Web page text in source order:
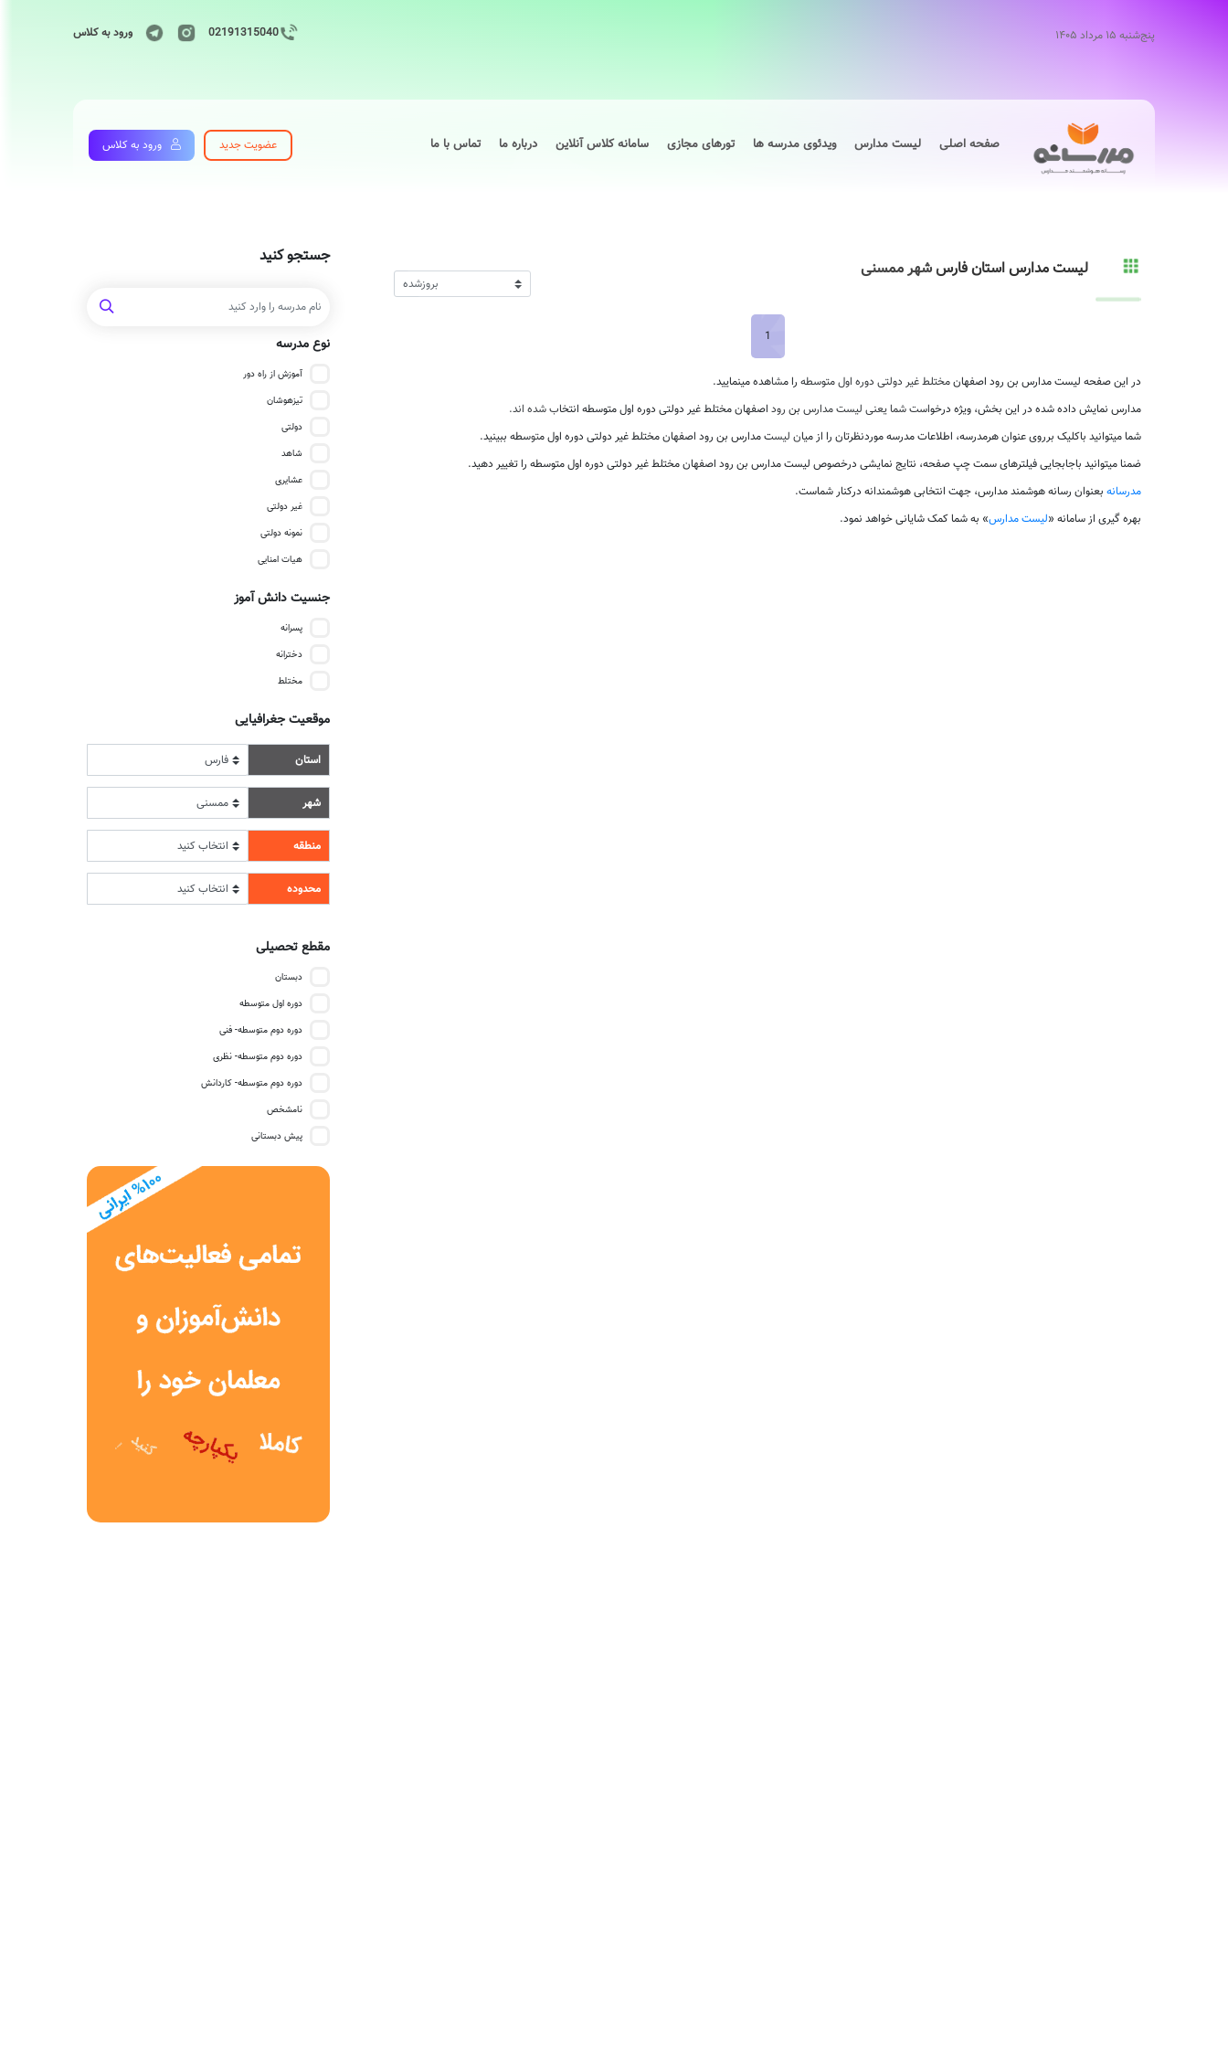
پنج‌شنبه ۱۵ مرداد ۱۴۰۵ 02191315040 ورود به کلاس
صفحه اصلی لیست مدارس ویدئوی مدرسه ها تورهای مجازی سامانه کلاس آنلاین درباره ما تماس با ما عضویت جدید ورود به کلاس
جستجو کنید
نوع مدرسه
آموزش از راه دور
تیزهوشان
دولتی
شاهد
عشایری
غیر دولتی
نمونه دولتی
هیات امنایی
جنسیت دانش آموز
پسرانه
دخترانه
مختلط
موقعیت جغرافیایی
استان
شهر
منطقه
محدوده
مقطع تحصیلی
دبستان
دوره اول متوسطه
دوره دوم متوسطه- فنی
دوره دوم متوسطه- نظری
دوره دوم متوسطه- کاردانش
نامشخص
پیش دبستانی
لیست مدارس استان فارس شهر ممسنی
1
در این صفحه لیست مدارس بن رود اصفهان مختلط غیر دولتی دوره اول متوسطه را مشاهده مینمایید.
مدارس نمایش داده شده در این بخش، ویژه درخواست شما یعنی لیست مدارس بن رود اصفهان مختلط غیر دولتی دوره اول متوسطه انتخاب شده اند.
شما میتوانید باکلیک برروی عنوان هرمدرسه، اطلاعات مدرسه موردنظرتان را از میان لیست مدارس بن رود اصفهان مختلط غیر دولتی دوره اول متوسطه ببینید.
ضمنا میتوانید باجابجایی فیلترهای سمت چپ صفحه، نتایج نمایشی درخصوص لیست مدارس بن رود اصفهان مختلط غیر دولتی دوره اول متوسطه را تغییر دهید.
مدرسانه بعنوان رسانه هوشمند مدارس، جهت انتخابی هوشمندانه درکنار شماست.
بهره گیری از سامانه «لیست مدارس» به شما کمک شایانی خواهد نمود.